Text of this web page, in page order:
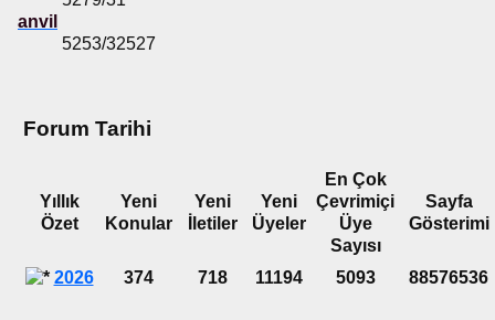
anvil
5253/32527
Forum Tarihi
Yıllık
Özet
Yeni
Konular
Yeni
İletiler
Yeni
Üyeler
En Çok
Çevrimiçi
Üye
Sayısı
Sayfa
Gösterimi
2026 374 718 11194 5093 88576536